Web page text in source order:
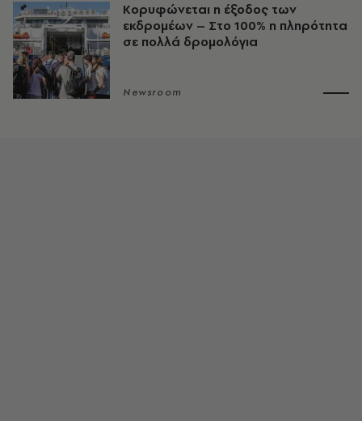
Κορυφώνεται η έξοδος των
εκδρομέων – Στο 100% η πληρότητα
σε πολλά δρομολόγια
Newsroom